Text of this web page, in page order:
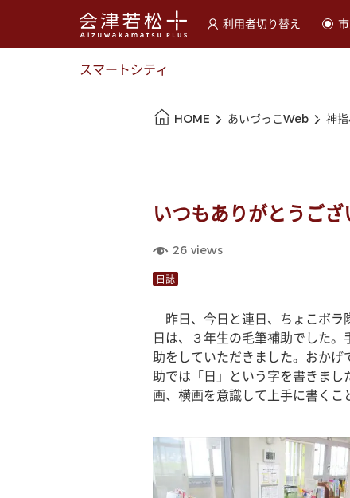
利用者切り替え
選択すると利用者の切替
スマートシティ
HOME あいづっこWeb 神
いつもありがとうござ
26 views
日誌
昨日、今日と連日、ちょこボラ
日は、３年生の毛筆補助でした
助をしていただきました。おか
助では「日」という字を書きま
画、横画を意識して上手に書くこ